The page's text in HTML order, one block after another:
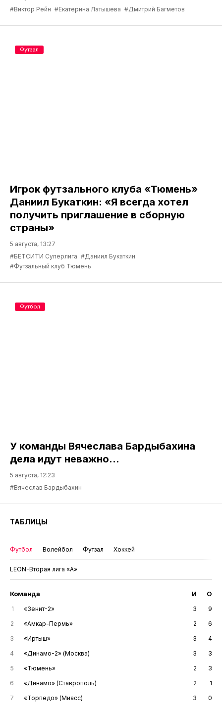
#Виктор Рейн #Екатерина Латышева #Дмитрий Багметов
Игрок футзального клуба «Тюмень»
Даниил Букаткин: «Я всегда хотел
получить приглашение в сборную
страны»
5 августа, 13:27
#БЕТСИТИ Суперлига #Даниил Букаткин
#Футзальный клуб Тюмень
Футзал
У команды Вячеслава Бардыбахина
дела идут неважно…
5 августа, 12:23
#Вячеслав Бардыбахин
Футбол
ТАБЛИЦЫ
Футбол Волейбол Футзал Хоккей
LEON-Вторая лига «А»
Команда И О
1 «Зенит-2» 3
9
2
«Амкар-Пермь» 2
6
3
«Иртыш» 3
4
4
«Динамо-2» (Москва) 3
3
5
«Тюмень» 2
3
6
«Динамо» (Ставрополь) 2
1
7
«Торпедо» (Миасс) 3 0